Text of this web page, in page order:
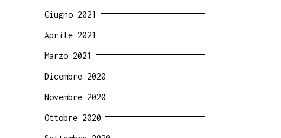
Giugno 2021
Aprile 2021
Marzo 2021
Dicembre 2020
Novembre 2020
Ottobre 2020